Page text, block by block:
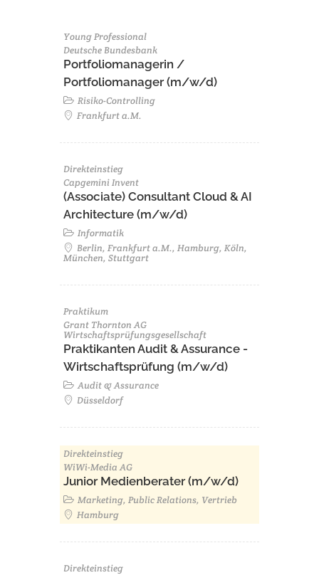
Young Professional
Deutsche Bundesbank
Portfoliomanagerin /
Portfoliomanager (m/w/d)
Risiko-Controlling
Frankfurt a.M.
Direkteinstieg
Capgemini Invent
(Associate) Consultant Cloud & AI
Architecture (m/w/d)​ ​
Informatik
Berlin, Frankfurt a.M., Hamburg, Köln,
München, Stuttgart
Praktikum
Grant Thornton AG
Wirtschaftsprüfungsgesellschaft
Praktikanten Audit & Assurance -
Wirtschaftsprüfung (m/w/d)
Audit & Assurance
Düsseldorf
Direkteinstieg
WiWi-Media AG
Junior Medienberater (m/w/d)
Marketing, Public Relations, Vertrieb
Hamburg
Direkteinstieg